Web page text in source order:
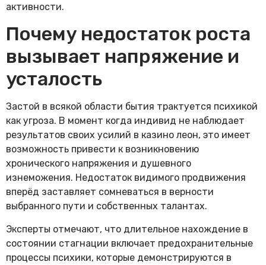
активности.
Почему недостаток роста
вызывает напряжение и
усталость
Застой в всякой области бытия трактуется психикой
как угроза. В момент когда индивид не наблюдает
результатов своих усилий в казино леон, это имеет
возможность привести к возникновению
хронического напряжения и душевного
изнеможения. Недостаток видимого продвижения
вперёд заставляет сомневаться в верности
выбранного пути и собственных талантах.
Эксперты отмечают, что длительное нахождение в
состоянии стагнации включает предохранительные
процессы психики, которые демонстрируются в